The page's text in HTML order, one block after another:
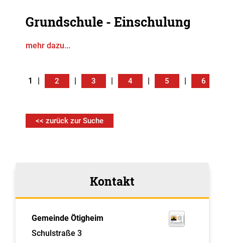
Grundschule - Einschulung
mehr dazu...
1 | 2 | 3 | 4 | 5 | 6
<< zurück zur Suche
Kontakt
Gemeinde Ötigheim
Schulstraße 3